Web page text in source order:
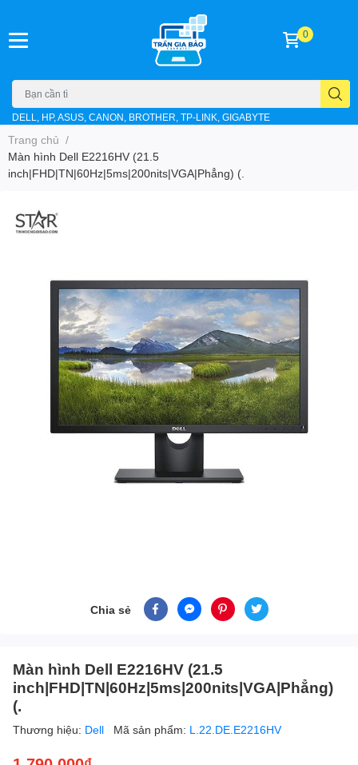
DELL, HP, ASUS, CANON, BROTHER, TP-LINK, GIGABYTE
0
Trang chủ /
Màn hình Dell E2216HV (21.5
inch|FHD|TN|60Hz|5ms|200nits|VGA|Phẳng) (.
Chia sẻ
Màn hình Dell E2216HV (21.5
inch|FHD|TN|60Hz|5ms|200nits|VGA|Phẳng)
(.
Thương hiệu: Dell Mã sản phẩm: L.22.DE.E2216HV